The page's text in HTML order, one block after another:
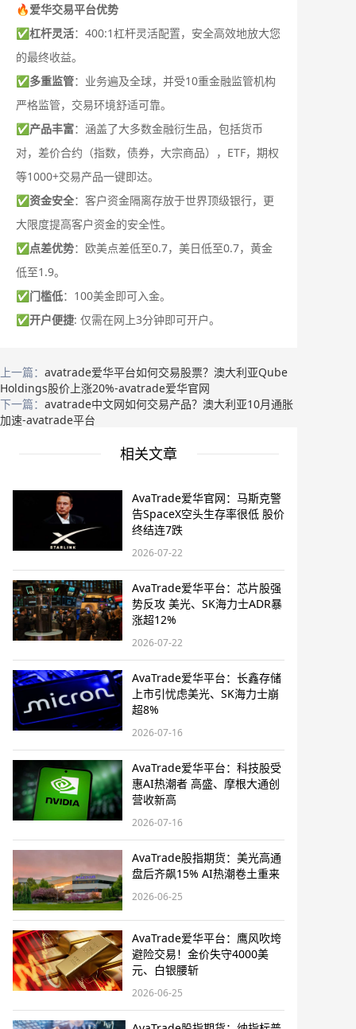
🔥爱华交易平台优势
✅杠杆灵活：400:1杠杆灵活配置，安全高效地放大您
的最终收益。
✅多重监管：业务遍及全球，并受10重金融监管机构
严格监管，交易环境舒适可靠。
✅产品丰富：涵盖了大多数金融衍生品，包括货币
对，差价合约（指数，债券，大宗商品），ETF，期权
等1000+交易产品一键即达。
✅资金安全：客户资金隔离存放于世界顶级银行，更
大限度提高客户资金的安全性。
✅点差优势：欧美点差低至0.7，美日低至0.7，黄金
低至1.9。
✅门槛低：100美金即可入金。
✅开户便捷: 仅需在网上3分钟即可开户。
上一篇： avatrade爱华平台如何交易股票？澳大利亚Qube
Holdings股价上涨20%-avatrade爱华官网
下一篇： avatrade中文网如何交易产品？澳大利亚10月通胀
加速-avatrade平台
相关文章
AvaTrade爱华官网：马斯克警
告SpaceX空头生存率很低 股价
终结连7跌
2026-07-22
AvaTrade爱华平台：芯片股强
势反攻 美光、SK海力士ADR暴
涨超12%
2026-07-22
AvaTrade爱华平台：长鑫存储
上市引忧虑美光、SK海力士崩
超8%
2026-07-16
AvaTrade爱华平台：科技股受
惠AI热潮者 高盛、摩根大通创
营收新高
2026-07-16
AvaTrade股指期货：美光高通
盘后齐飙15% AI热潮卷土重来
2026-06-25
AvaTrade爱华平台：鹰风吹垮
避险交易！金价失守4000美
元、白银腰斩
2026-06-25